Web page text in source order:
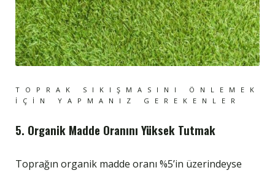
TOPRAK SIKIŞMASINI ÖNLEMEK
İÇIN YAPMANIZ GEREKENLER
5. Organik Madde Oranını Yüksek Tutmak
Toprağın organik madde oranı %5’in üzerindeyse